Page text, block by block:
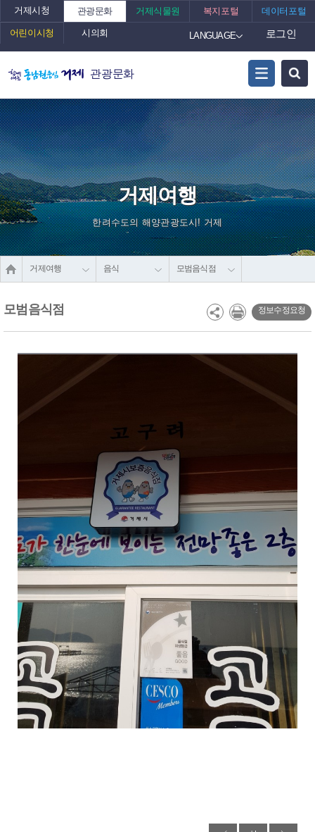
거제시청 관광문화 거제식물원 복지포털 데이터포털
어린이시청 시의회 LANGUAGE 로그인
관광문화
거제여행
한려수도의 해양관광도시! 거제
거제여행 음식 모범음식점
모범음식점 정보수정요청